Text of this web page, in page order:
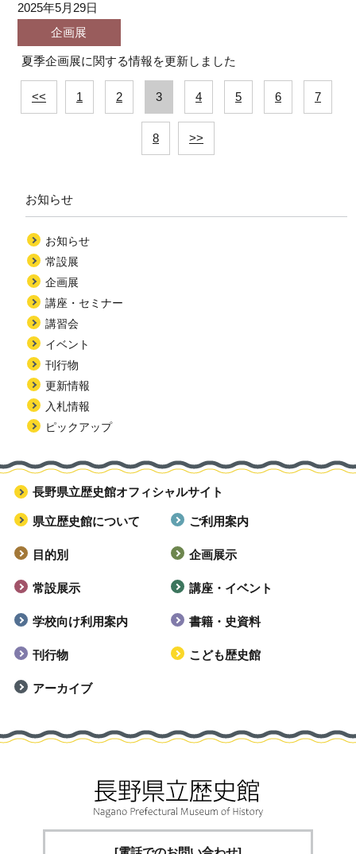
2025年5月29日
企画展
夏季企画展に関する情報を更新しました
<< 1 2 3 4 5 6 7
8 >>
お知らせ
お知らせ
常設展
企画展
講座・セミナー
講習会
イベント
刊行物
更新情報
入札情報
ピックアップ
長野県立歴史館オフィシャルサイト
県立歴史館について ご利用案内
目的別 企画展示
常設展示 講座・イベント
学校向け利用案内 書籍・史資料
刊行物 こども歴史館
アーカイブ